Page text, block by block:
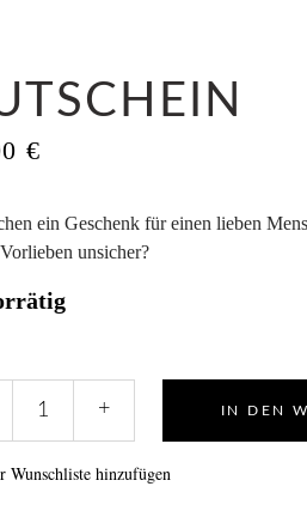
€
ein Geschenk für einen lieben
unsicher?
+ IN DEN
Wunschliste hinzufügen